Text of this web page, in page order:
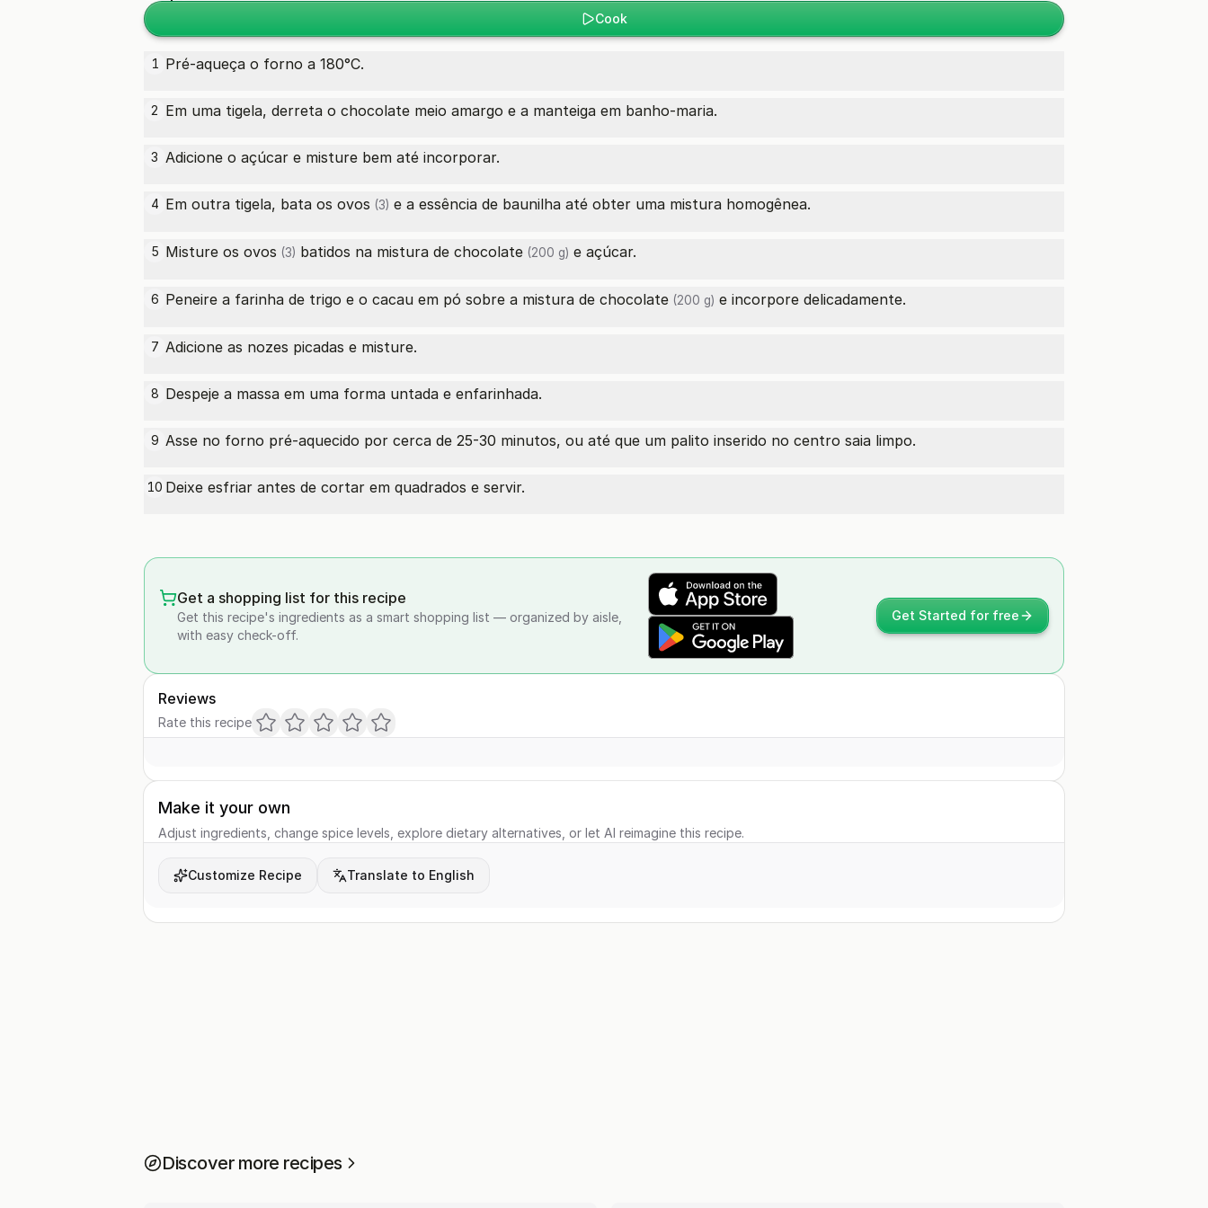
Cook
1 Pré-aqueça o forno a 180°C.
2 Em uma tigela, derreta o chocolate meio amargo e a manteiga em banho-maria.
3 Adicione o açúcar e misture bem até incorporar.
4 Em outra tigela, bata os ovos (3) e a essência de baunilha até obter uma mistura homogênea.
5 Misture os ovos (3) batidos na mistura de chocolate (200 g) e açúcar.
6 Peneire a farinha de trigo e o cacau em pó sobre a mistura de chocolate (200 g) e incorpore delicadamente.
7 Adicione as nozes picadas e misture.
8 Despeje a massa em uma forma untada e enfarinhada.
9 Asse no forno pré-aquecido por cerca de 25-30 minutos, ou até que um palito inserido no centro saia limpo.
10 Deixe esfriar antes de cortar em quadrados e servir.
Get a shopping list for this recipe
Get this recipe's ingredients as a smart shopping list — organized by aisle,
with easy check-off.
Get Started for free
Reviews
Rate this recipe
Make it your own
Adjust ingredients, change spice levels, explore dietary alternatives, or let AI reimagine this recipe.
Customize Recipe Translate to English
Discover more recipes